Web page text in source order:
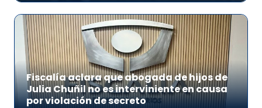
Fiscalía aclara que abogada de hijos de
Julia Chuñil no es interviniente en causa
por violación de secreto